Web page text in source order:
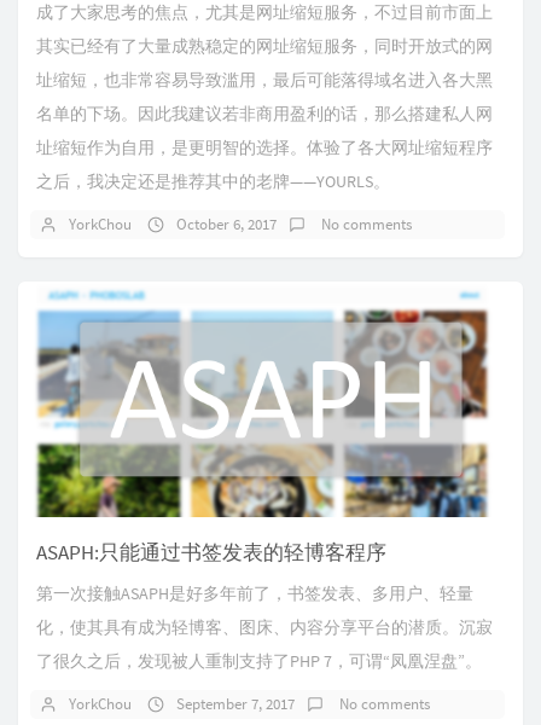
成了大家思考的焦点，尤其是网址缩短服务，不过目前市面上
其实已经有了大量成熟稳定的网址缩短服务，同时开放式的网
址缩短，也非常容易导致滥用，最后可能落得域名进入各大黑
名单的下场。因此我建议若非商用盈利的话，那么搭建私人网
址缩短作为自用，是更明智的选择。体验了各大网址缩短程序
之后，我决定还是推荐其中的老牌——YOURLS。
YorkChou October 6, 2017 No comments
ASAPH:只能通过书签发表的轻博客程序
第一次接触ASAPH是好多年前了，书签发表、多用户、轻量
化，使其具有成为轻博客、图床、内容分享平台的潜质。沉寂
了很久之后，发现被人重制支持了PHP 7，可谓“凤凰涅盘”。
YorkChou September 7, 2017 No comments